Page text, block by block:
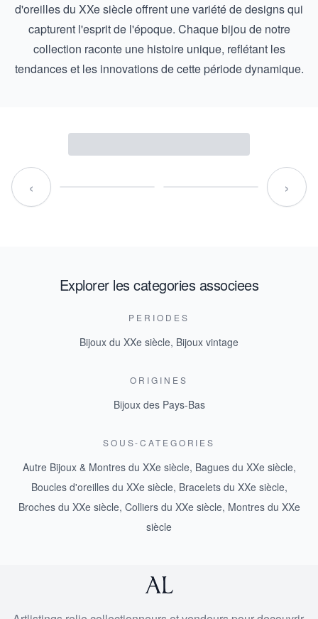
d'oreilles du XXe siècle offrent une variété de designs qui
capturent l'esprit de l'époque. Chaque bijou de notre
collection raconte une histoire unique, reflétant les
tendances et les innovations de cette période dynamique.
‹ ›
Explorer les categories associees
PERIODES
Bijoux du XXe siècle, Bijoux vintage
ORIGINES
Bijoux des Pays-Bas
SOUS-CATEGORIES
Autre Bijoux & Montres du XXe siècle, Bagues du XXe siècle,
Boucles d'oreilles du XXe siècle, Bracelets du XXe siècle,
Broches du XXe siècle, Colliers du XXe siècle, Montres du XXe
siècle